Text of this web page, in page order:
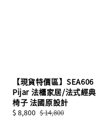
【現貨特價區】SEA606
Pijar 法櫃家居/法式經典
椅子 法國原設計
Sale
$ 8,800 Regular
$ 14,800